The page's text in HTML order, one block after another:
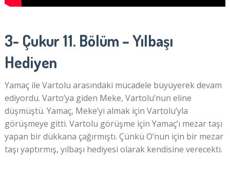
3- Çukur 11. Bölüm – Yılbaşı
Hediyen
Yamaç ile Vartolu arasındaki mücadele büyüyerek devam
ediyordu. Varto’ya giden Meke, Vartolu’nun eline
düşmüştü. Yamaç, Meke’yi almak için Vartolu’yla
görüşmeye gitti. Vartolu görüşme için Yamaç’ı mezar taşı
yapan bir dükkana çağırmıştı. Çünkü O’nun için bir mezar
taşı yaptırmış, yılbaşı hediyesi olarak kendisine verecekti.